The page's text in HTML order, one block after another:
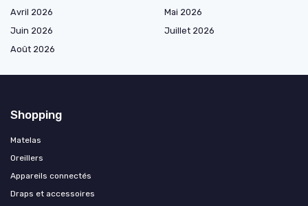
Avril 2026
Mai 2026
Juin 2026
Juillet 2026
Août 2026
Shopping
Matelas
Oreillers
Appareils connectés
Draps et accessoires